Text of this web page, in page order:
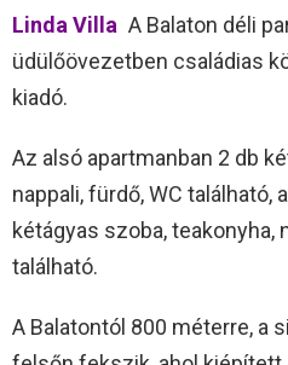
Linda Villa A Balaton déli
üdülőövezetben családias
kiadó.
Az alsó apartmanban 2 db
nappali, fürdő, WC található,
kétágyas szoba, teakonyha,
található.
A Balatontól 800 méterre, a